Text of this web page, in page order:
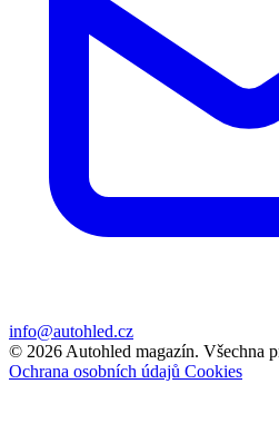
info@autohled.cz
© 2026 Autohled magazín. Všechna
Ochrana osobních údajů Cookies